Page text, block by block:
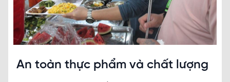
An toàn thực phẩm và chất lượng